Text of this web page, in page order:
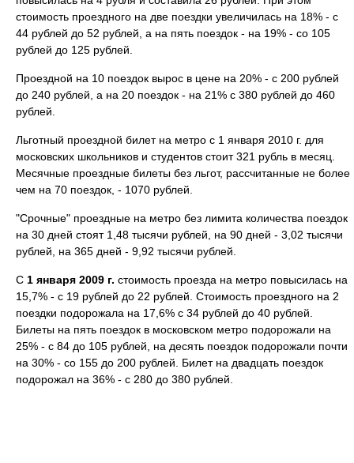
стоимость проездного на две поездки увеличилась на 18% - с
44 рублей до 52 рублей, а на пять поездок - на 19% - со 105
рублей до 125 рублей.
Проездной на 10 поездок вырос в цене на 20% - с 200 рублей
до 240 рублей, а на 20 поездок - на 21% с 380 рублей до 460
рублей.
Льготный проездной билет на метро с 1 января 2010 г. для
московских школьников и студентов стоит 321 рубль в месяц.
Месячные проездные билеты без льгот, рассчитанные не более
чем на 70 поездок, - 1070 рублей.
"Срочные" проездные на метро без лимита количества поездок
на 30 дней стоят 1,48 тысячи рублей, на 90 дней - 3,02 тысячи
рублей, на 365 дней - 9,92 тысячи рублей.
С 1 января 2009 г. стоимость проезда на метро повысилась на
15,7% - с 19 рублей до 22 рублей. Стоимость проездного на 2
поездки подорожала на 17,6% с 34 рублей до 40 рублей.
Билеты на пять поездок в московском метро подорожали на
25% - с 84 до 105 рублей, на десять поездок подорожали почти
на 30% - со 155 до 200 рублей. Билет на двадцать поездок
подорожал на 36% - с 280 до 380 рублей.